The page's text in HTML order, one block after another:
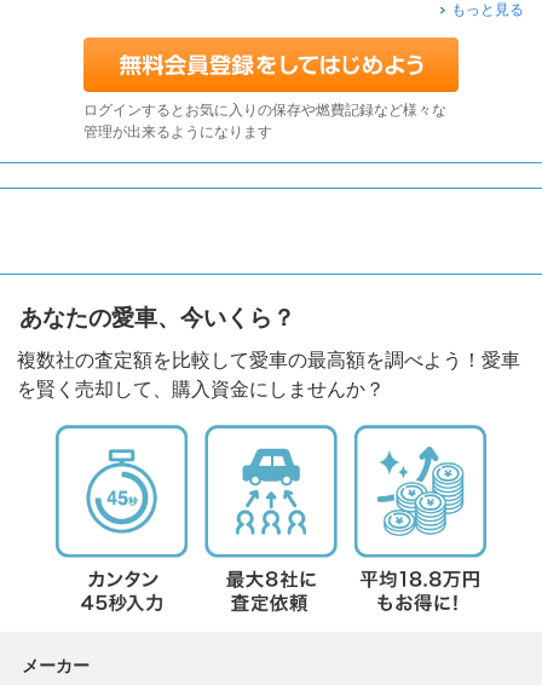
もっと見る
ログインするとお気に入りの保存や燃費記録など様々な
管理が出来るようになります
あなたの愛車、今いくら？
複数社の査定額を比較して愛車の最高額を調べよう！愛車
を賢く売却して、購入資金にしませんか？
メーカー